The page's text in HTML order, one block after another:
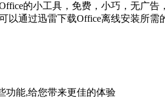
的小工具，免费，小巧，无广
以通过迅雷下载Office离线安装所
功能,给您带来更佳的体验